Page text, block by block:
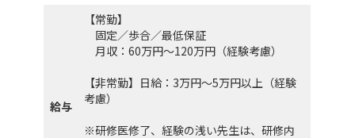
給与
【常勤】
固定／歩合／最低保証
月収：60万円～120万円（経験考慮）
【非常勤】日給：3万円～5万円以上（経験
考慮）
※研修医修了、経験の浅い先生は、研修内